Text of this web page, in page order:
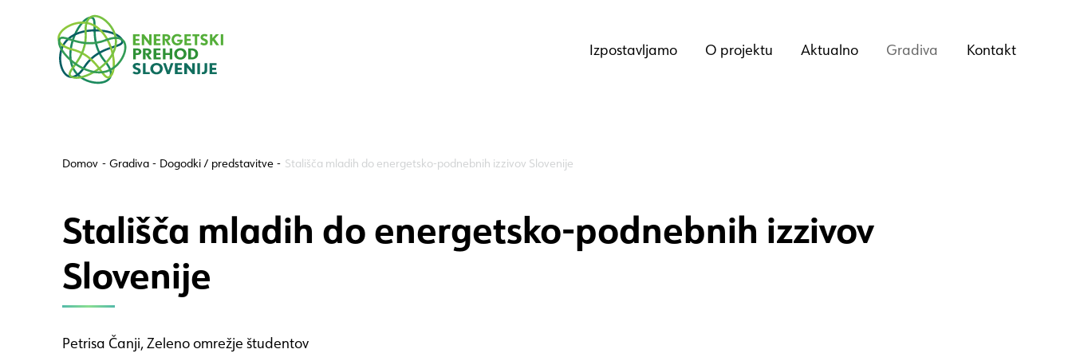
navigacijo
Izpostavljamo
O projektu Aktualno Gradiva Kontakt
Domov Gradiva Dogodki / predstavitve Stališča mladih do energetsko-podnebnih izzivov Slovenije
Stališča mladih do energetsko-podnebnih izzivov
Slovenije
Petrisa Čanji, Zeleno omrežje študentov